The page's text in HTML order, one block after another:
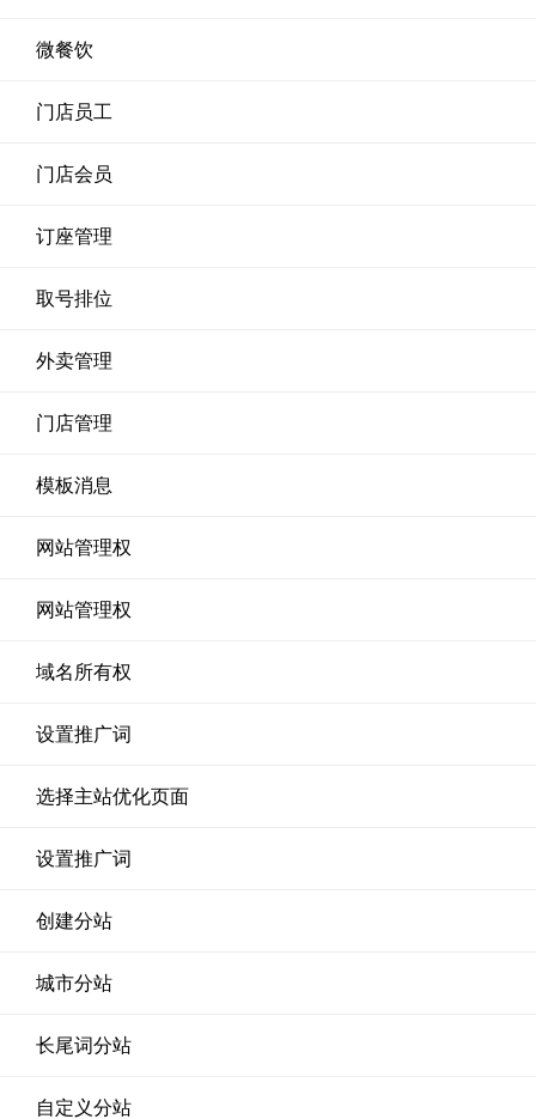
微餐饮
门店员工
门店会员
订座管理
取号排位
外卖管理
门店管理
模板消息
网站管理权
网站管理权
域名所有权
设置推广词
选择主站优化页面
设置推广词
创建分站
城市分站
长尾词分站
自定义分站